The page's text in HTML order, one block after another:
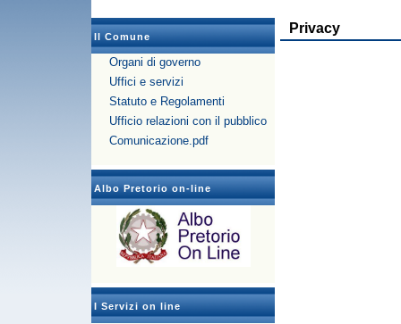
Il Comune
Organi di governo
Uffici e servizi
Statuto e Regolamenti
Ufficio relazioni con il pubblico
Comunicazione.pdf
Albo Pretorio on-line
I Servizi on line
Privacy